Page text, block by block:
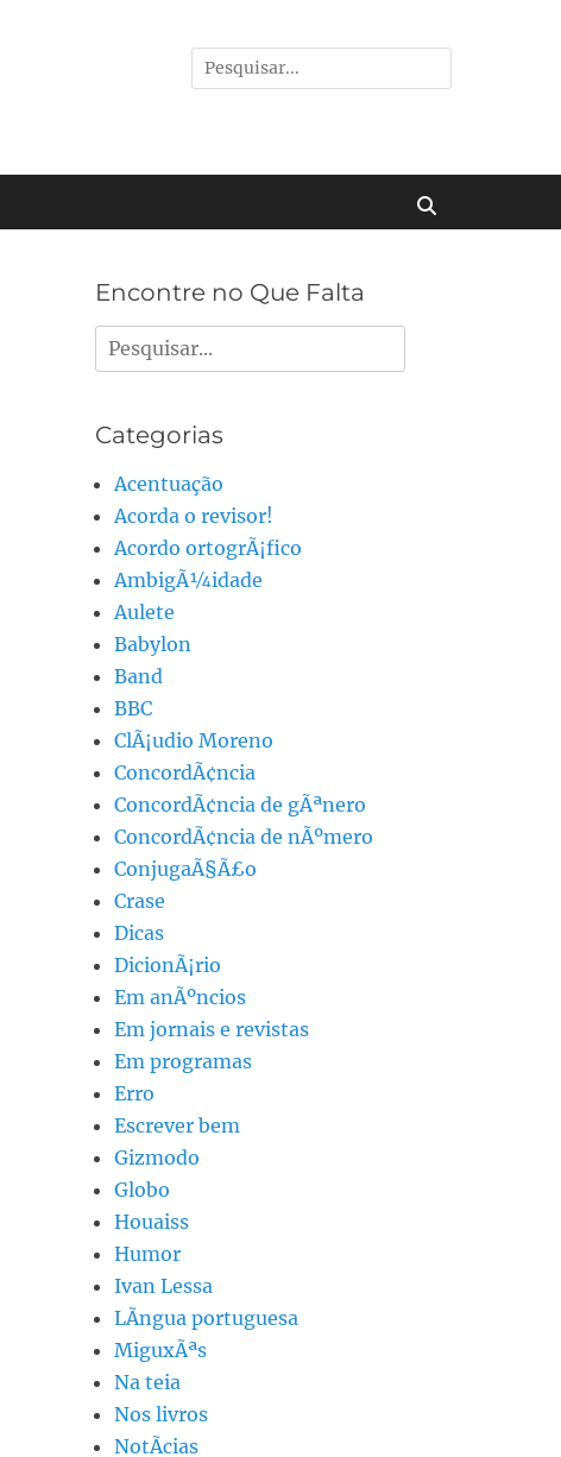
Pesquisar
por:
Encontre no Que Falta
Pesquisar
por:
Categorias
Acentuação
Acorda o revisor!
Acordo ortogrÃ¡fico
AmbigÃ¼idade
Aulete
Babylon
Band
BBC
ClÃ¡udio Moreno
ConcordÃ¢ncia
ConcordÃ¢ncia de gÃªnero
ConcordÃ¢ncia de nÃºmero
ConjugaÃ§Ã£o
Crase
Dicas
DicionÃ¡rio
Em anÃºncios
Em jornais e revistas
Em programas
Erro
Escrever bem
Gizmodo
Globo
Houaiss
Humor
Ivan Lessa
LÃ­ngua portuguesa
MiguxÃªs
Na teia
Nos livros
NotÃ­cias